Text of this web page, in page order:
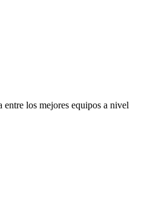
entre los mejores equipos a nivel